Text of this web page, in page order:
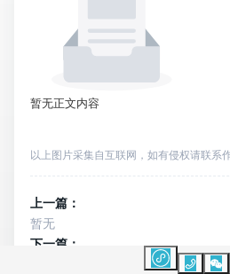
暂无正文内容
以上图片采集自互联网，如有侵权请联系
上一篇：
暂无
下一篇：